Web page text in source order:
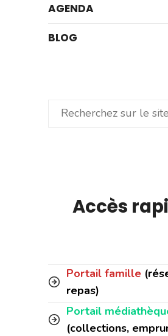
AGENDA
BLOG
Rechercher
Accès
Portail famille
repas)
Portail
(collections,